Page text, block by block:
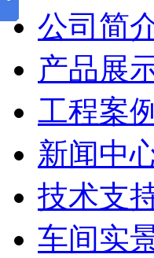
公司简
产品展
工程案例
新闻中
技术支
车间实